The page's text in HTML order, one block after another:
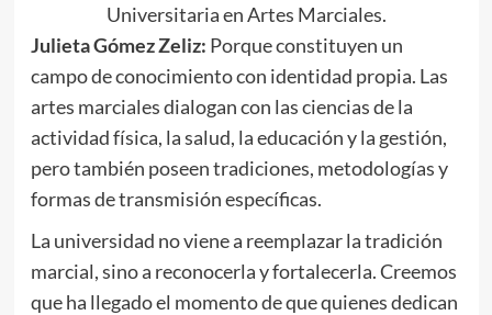
Universitaria en Artes Marciales.
Julieta Gómez Zeliz: Porque constituyen un
campo de conocimiento con identidad propia. Las
artes marciales dialogan con las ciencias de la
actividad física, la salud, la educación y la gestión,
pero también poseen tradiciones, metodologías y
formas de transmisión específicas.
La universidad no viene a reemplazar la tradición
marcial, sino a reconocerla y fortalecerla. Creemos
que ha llegado el momento de que quienes dedican